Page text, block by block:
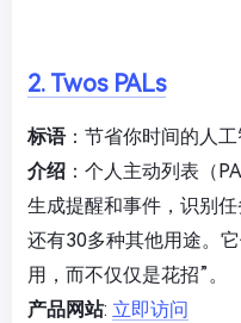
2. Twos PALs
标语：节省你时间的人
介绍 ：个人主动列表（
生成提醒和事件，识别
还有30多种其他用途。
用，而不仅仅是花招”。
产品网站: 立即访问